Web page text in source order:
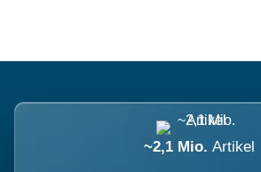
~2,1 Mio. Artikel